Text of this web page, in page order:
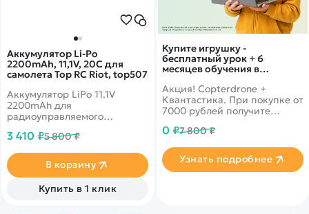
Купите игрушку -
бесплатный урок + 6
месяцев обучения в
Акция! Copterdrone +
Квантастика. При покупке от
7000 рублей получите
нашего партнера
0 ₽7 800 ₽
Узнать подробнее
Аккумулятор Li-Po
2200mAh, 11,1V, 20C для
самолета Top RC Riot, top507
Аккумулятор LiPo 11.1V
2200mAh для
радиоуправляемого
1400мм, Blazer
1200мм, Cessna 182 500 Class
965м 4H версии.
3 410 ₽5 800 ₽
В корзину
Купить в 1 клик
Самолеты
Сборные модели
Детские электромобили
Спецтехника
Железные дороги
Конструкторы
Запчасти для моделей
Статьи про беспилотники
Обзор квадрокоптеров
Аренда Квадрокоптеров
Оплата и доставка
Помощь
Отследить заказ
Оплата на сайте